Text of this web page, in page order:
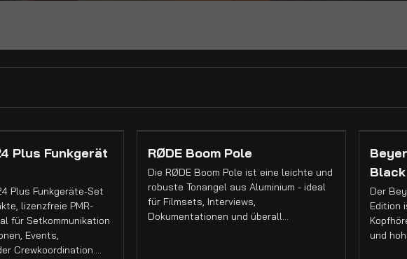
Plus Funkgerät
Plus Funkgeräte-Set
lizenzfreie PMR-
für Setkommunikation
Events,
Crewkoordination.…
RØDE Boom Pole
Die RØDE Boom Pole ist eine leichte und
robuste Tonangel aus Aluminium - ideal
für Filmsets, Interviews,
Dokumentationen und überall…
Der
Edition
und